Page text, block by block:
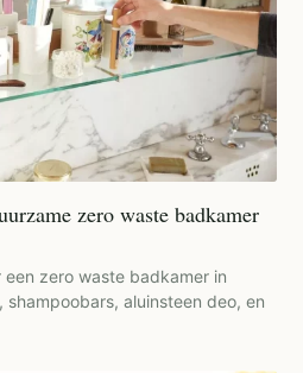
zero waste badkamer
zero waste badkamer in
aluinsteen deo, en